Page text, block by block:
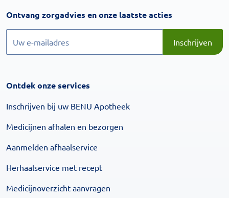
Ontvang zorgadvies en onze laatste acties
Inschrijven
Ontdek onze services
Inschrijven bij uw BENU Apotheek
Medicijnen afhalen en bezorgen
Aanmelden afhaalservice
Herhaalservice met recept
Medicijnoverzicht aanvragen